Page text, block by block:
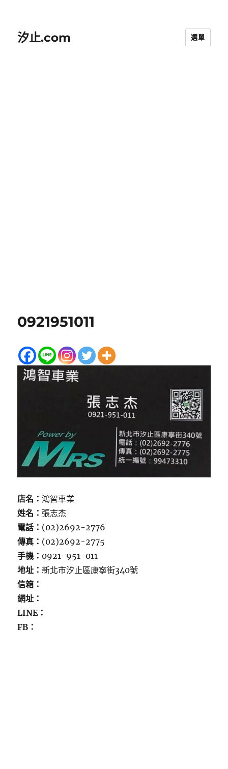
汐止.com 選單
0921951011
店名：鴻智車業
姓名： 張志杰
電話： (02)2692-2776
傳真： (02)2692-2775
手機： 0921-951-011
地址：新北市汐止區康寧街340號
信箱：
網址：
LINE：
FB：